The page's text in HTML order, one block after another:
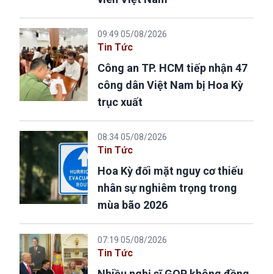
09:49 05/08/2026
Tin Tức
Công an TP. HCM tiếp nhận 47
công dân Việt Nam bị Hoa Kỳ
trục xuất
08:34 05/08/2026
Tin Tức
Hoa Kỳ đối mặt nguy cơ thiếu
nhân sự nghiêm trọng trong
mùa bão 2026
07:19 05/08/2026
Tin Tức